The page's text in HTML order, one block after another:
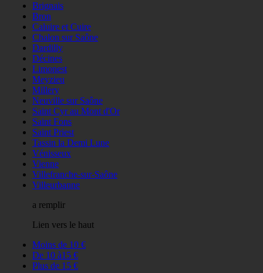
Brignais
Bron
Caluire et Cuire
Chalon sur Saône
Dardilly
Décines
Limonest
Meyzieu
Millery
Neuville sur Saône
Saint Cyr au Mont d'Or
Saint Fons
Saint Priest
Tassin la Demi Lune
Vénisseux
Vienne
Villefranche-sur-Saône
Villeurbanne
a remplir
Lien vers le haut
Moins de 10 €
De 10 à15 €
Plus de 15 €